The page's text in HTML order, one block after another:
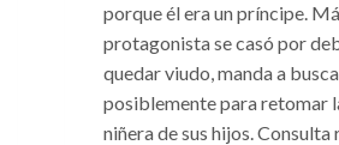
porque él era un príncipe.
protagonista se casó por
quedar viudo, manda a
posiblemente para retomar
niñera de sus hijos.